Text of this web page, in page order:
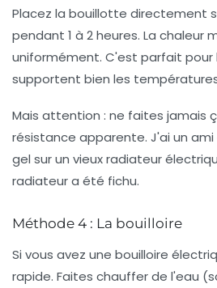
Placez la bouillotte directement
pendant 1 à 2 heures. La
uniformément. C'est parfait pour
supportent bien les
Mais attention : ne faites jamais
résistance apparente. J'ai un
gel sur un vieux radiateur
radiateur a été fichu.
Méthode 4 : La bouilloire
Si vous avez une bouilloire
rapide. Faites chauffer de l'eau